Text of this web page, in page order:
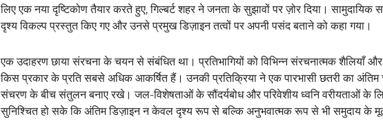
लिए एक नया दृष्टिकोण तैयार करते हुए, गिल्बर्ट शहर ने जनता के सुझावों पर ज़ोर दिया। सामुदायिक
दृश्य विकल्प प्रस्तुत किए गए और उनसे प्रमुख डिज़ाइन तत्वों पर अपनी पसंद बताने को कहा गया।
एक उदाहरण छाया संरचना के चयन से संबंधित था। प्रतिभागियों को विभिन्न संरचनात्मक शैलियाँ
किस प्रकार के प्रति सबसे अधिक आकर्षित हैं। उनकी प्रतिक्रिया ने एक पारभासी छतरी का
संचरण के बीच संतुलन बनाए रखे। जल-विशेषताओं के सौंदर्यबोध और परिवेशीय ध्वनि वरीयताओं के
सुनिश्चित हो सके कि अंतिम डिज़ाइन न केवल दृश्य रूप से बल्कि अनुभवात्मक रूप से भी समुदाय के